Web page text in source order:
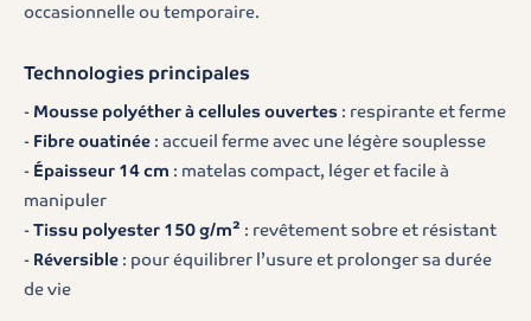
occasionnelle ou temporaire.
Technologies principales
- Mousse polyéther à cellules ouvertes: respirante et ferme
- Fibre ouatinée: accueil ferme avec une légère souplesse
- Épaisseur 14 cm : matelas compact, léger et facile à
manipuler
-Tissu polyester 150 g/m² : revêtement sobre et résistant
- Réversible: pour équilibrer l’usure et prolonger sa durée
de vie